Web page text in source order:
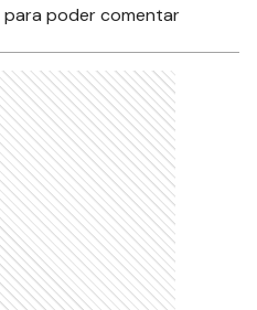
para poder comentar